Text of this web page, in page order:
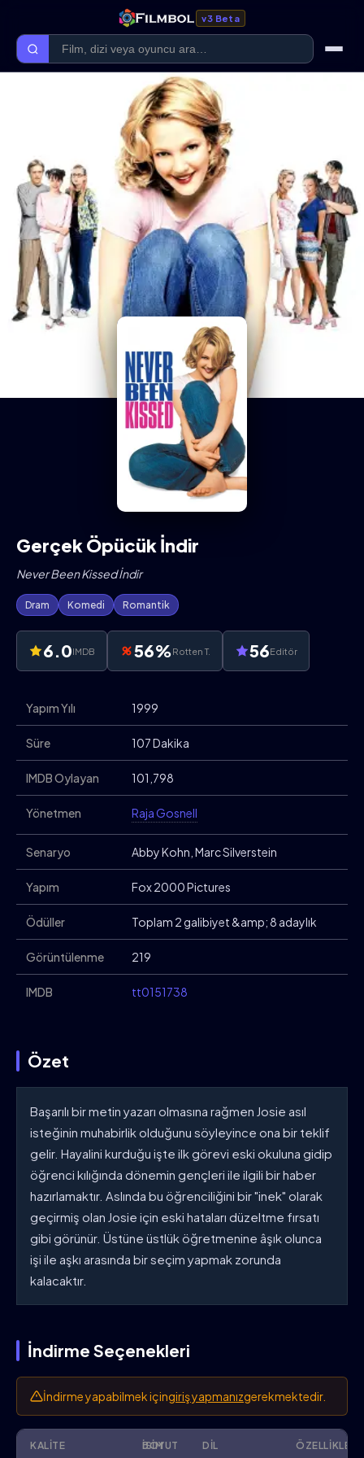
v3 Beta
Kategoriler
Kaliteler
Film Kategorileri
Dizi Kategorileri
Giriş Yap
Gerçek Öpücük İndir
Never Been Kissed İndir
Dram Komedi Romantik
6.0IMDB 56%Rotten T. 56Editör
Yapım Yılı 1999
Süre 107 Dakika
IMDB Oylayan 101,798
Yönetmen Raja Gosnell
Senaryo Abby Kohn, Marc Silverstein
Yapım Fox 2000 Pictures
Ödüller Toplam 2 galibiyet &amp; 8 adaylık
Görüntülenme 219
IMDB tt0151738
Özet
Başarılı bir metin yazarı olmasına rağmen Josie asıl
isteğinin muhabirlik olduğunu söyleyince ona bir teklif
gelir. Hayalini kurduğu işte ilk görevi eski okuluna gidip
öğrenci kılığında dönemin gençleri ile ilgili bir haber
hazırlamaktır. Aslında bu öğrenciliğini bir "inek" olarak
geçirmiş olan Josie için eski hataları düzeltme fırsatı
gibi görünür. Üstüne üstlük öğretmenine âşık olunca
işi ile aşkı arasında bir seçim yapmak zorunda
kalacaktır.
İndirme Seçenekleri
İndirme yapabilmek içingiriş yapmanızgerekmektedir.
KALITE İSIM
BOYUT DIL ÖZELLIKLER